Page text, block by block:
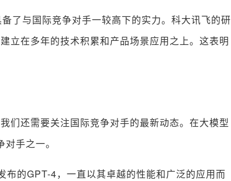
了与国际竞争对手一较高下的实力。科大讯飞的研
立在多年的技术积累和产品场景应用之上。这表明
们还需要关注国际竞争对手的最新动态。在大模型
手之一。
的GPT-4，一直以其卓越的性能和广泛的应用而